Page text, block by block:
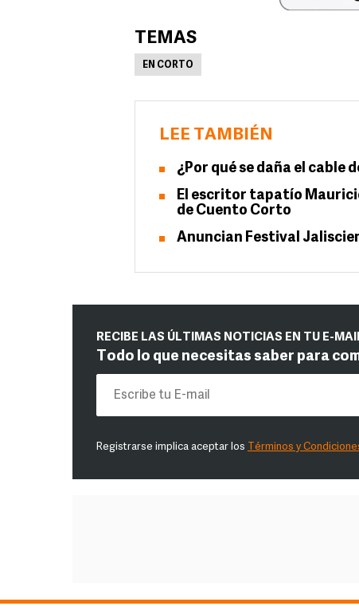
TEMAS
EN CORTO
LEE TAMBIÉN
¿Por qué se daña el cable
El escritor tapatío
de Cuento Corto
Anuncian Festival
RECIBE LAS ÚLTIMAS NOTICIAS EN TU E-
Todo lo que necesitas saber para
Registrarse implica aceptar los Términos y